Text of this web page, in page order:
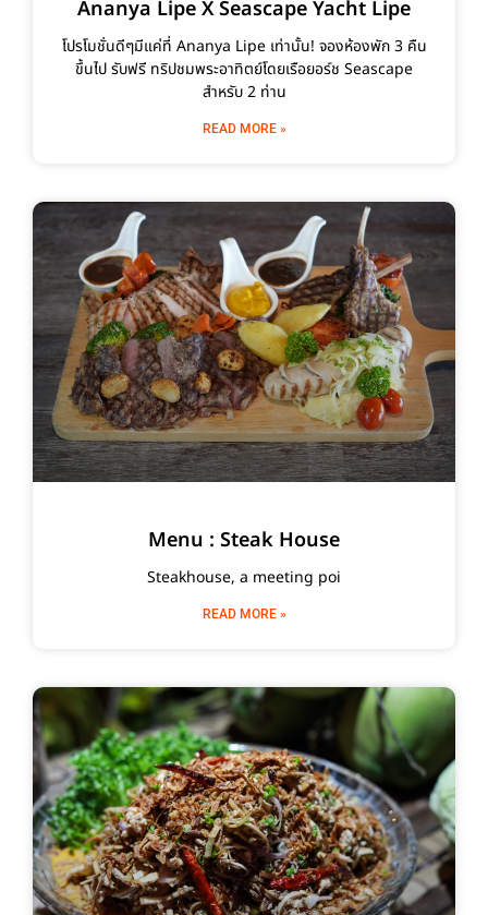
Ananya Lipe X Seascape Yacht Lipe
โปรโมชั่นดีๆมีแค่ที่ Ananya Lipe เท่านั้น! จองห้องพัก 3 คืน
ขึ้นไป รับฟรี ทริปชมพระอาทิตย์โดยเรือยอร์ช Seascape
สำหรับ 2 ท่าน
READ MORE »
Menu : Steak House
Steakhouse, a meeting poi
READ MORE »